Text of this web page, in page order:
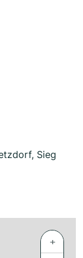
Sieg
+